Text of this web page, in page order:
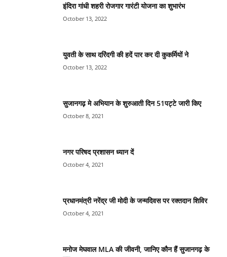
इंदिरा गांधी शहरी रोजगार गारंटी योजना का शुभारंभ
October 13, 2022
युवती के साथ दरिंदगी की हदें पार कर दी कुकर्मियों ने
October 13, 2022
सुजानगढ़ मे अभियान के शुरुआती दिन 51पट्टे जारी किए
October 8, 2021
नगर परिषद प्रशासन ध्यान दें
October 4, 2021
प्रधानमंत्री नरेंद्र जी मोदी के जन्मदिवस पर रक्तदान शिविर
October 4, 2021
मनोज मेघवाल MLA की जीवनी, जानिए कौन हैं सुजानगढ़ के